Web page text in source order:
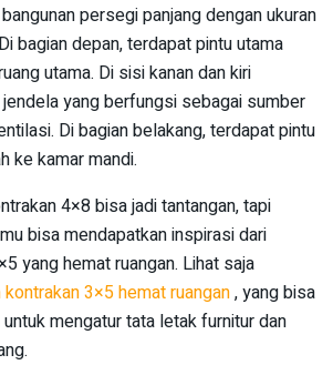
persegi panjang dengan ukuran
bagian depan, terdapat pintu utama
utama. Di sisi kanan dan kiri
yang berfungsi sebagai sumber
Di bagian belakang, terdapat pintu
ke kamar mandi.
4×8 bisa jadi tantangan, tapi
bisa mendapatkan inspirasi dari
yang hemat ruangan. Lihat saja
kontrakan 3×5 hemat ruangan, yang bisa
mengatur tata letak furnitur dan